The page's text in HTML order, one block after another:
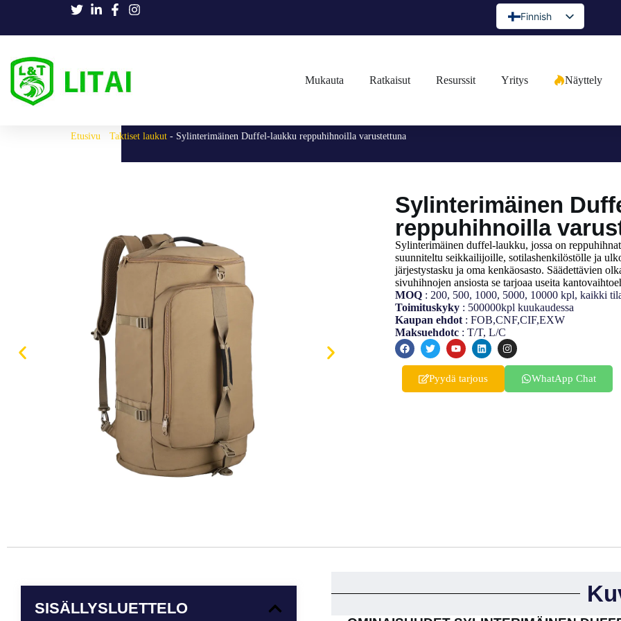
Finnish
English
Portuguese
Russian
Bulgarian
Greek
Czech
Romanian
Ukrainian
Indonesian
Mukauta Ratkaisut Resurssit Yritys Näyttely
Etusivu Taktiset laukut - Sylinterimäinen Duffel-laukku reppuhihnoilla varustettuna
Sylinterimäinen
reppuhihnoilla
Sylinterimäinen duffel-laukku, jossa on
suunniteltu seikkailijoille, sotilashenkilöstölle ja
järjestystasku ja oma kenkäosasto. Säädettävien
sivuhihnojen ansiosta se tarjoaa useita
MOQ: 200, 500, 1000, 5000, 10000 kpl, kaikki
Toimituskyky: 500000kpl kuukaudessa
Kaupan ehdot: FOB,CNF,CIF,EXW
Maksuehdotc : T/T, L/C
Pyydä tarjous WhatApp Chat
SISÄLLYSLUETTELO